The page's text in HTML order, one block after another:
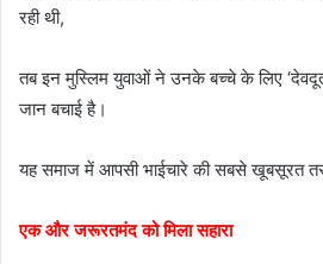
रही थी,
तब इन मुस्लिम युवाओं ने उनके बच्चे के लिए
जान बचाई है।
यह समाज में आपसी भाईचारे की सबसे खूबसूरत
एक और जरूरतमंद को मिला सहारा